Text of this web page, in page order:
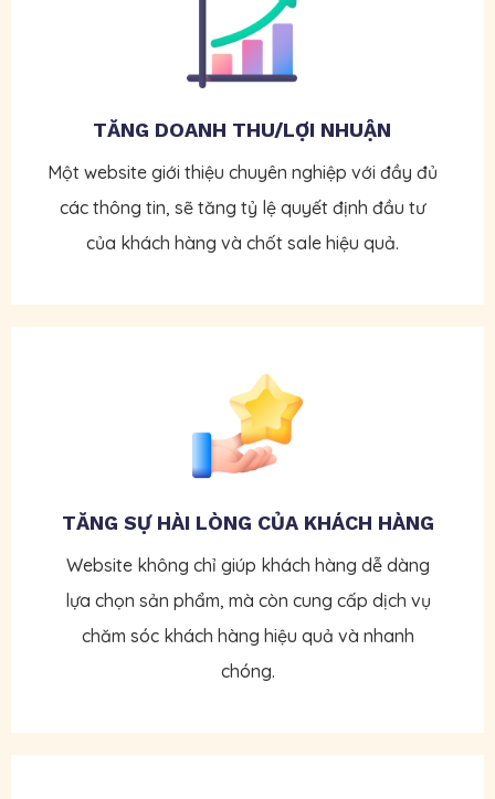
TĂNG DOANH THU/LỢI NHUẬN
Một website giới thiệu chuyên nghiệp với đầy đủ
các thông tin, sẽ tăng tỷ lệ quyết định đầu tư
của khách hàng và chốt sale hiệu quả.
TĂNG SỰ HÀI LÒNG CỦA KHÁCH HÀNG
Website không chỉ giúp khách hàng dễ dàng
lựa chọn sản phẩm, mà còn cung cấp dịch vụ
chăm sóc khách hàng hiệu quả và nhanh
chóng.